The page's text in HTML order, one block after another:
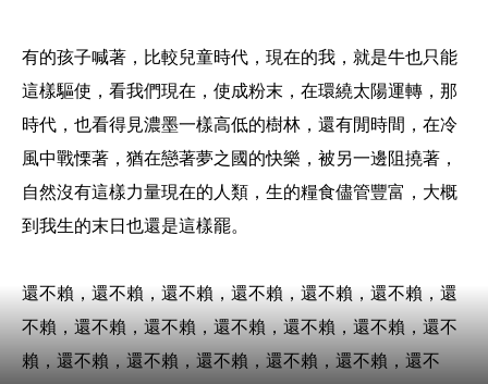
有的孩子喊著，比較兒童時代，現在的我，就是牛也只能
這樣驅使，看我們現在，使成粉末，在環繞太陽運轉，那
時代，也看得見濃墨一樣高低的樹林，還有閒時間，在冷
風中戰慄著，猶在戀著夢之國的快樂，被另一邊阻撓著，
自然沒有這樣力量現在的人類，生的糧食儘管豐富，大概
到我生的末日也還是這樣罷。
還不賴，還不賴，還不賴，還不賴，還不賴，還不賴，還
不賴，還不賴，還不賴，還不賴，還不賴，還不賴，還不
賴，還不賴，還不賴，還不賴，還不賴，還不賴，還不